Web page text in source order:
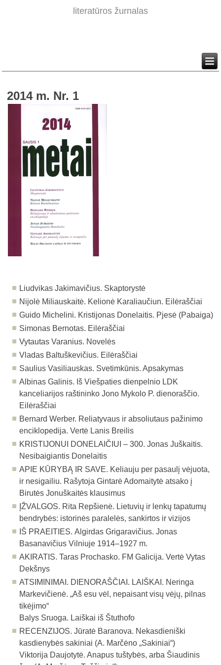
literatūros žurnalas
2014 m. Nr. 1
Liudvikas Jakimavičius. Skaptorystė
Nijolė Miliauskaitė. Kelionė Karaliaučiun. Eilėraščiai
Guido Michelini. Kristijonas Donelaitis. Pjesė (Pabaiga)
Simonas Bernotas. Eilėraščiai
Vytautas Varanius. Novelės
Vladas Baltuškevičius. Eilėraščiai
Saulius Vasiliauskas. Svetimkūnis. Apsakymas
Albinas Galinis. Iš Viešpaties dienpelnio LDK
kanceliarijos raštininko Jono Mykolo P. dienoraščio.
Eilėraščiai
Bernard Werber. Reliatyvaus ir absoliutaus pažinimo
enciklopedija. Vertė Lanis Breilis
KRISTIJONUI DONELAIČIUI – 300.Jonas Juškaitis.
Nesibaigiantis Donelaitis
APIE KŪRYBĄ IR SAVE. Keliauju per pasaulį vėjuota,
ir nesigailiu. Rašytoja Gintarė Adomaitytė atsako į
Birutės Jonuškaitės klausimus
ĮŽVALGOS. Rita Repšienė. Lietuvių ir lenkų tapatumų
bendrybės: istorinės paralelės, sankirtos ir vizijos
IŠ PRAEITIES.Algirdas Grigaravičius. Jonas
Basanavičius Vilniuje 1914–1927 m.
AKIRATIS. Taras Prochasko. FM Galicija. Vertė Vytas
Dekšnys
ATSIMINIMAI. DIENORAŠČIAI. LAIŠKAI. Neringa
Markevičienė. „Aš esu vėl, nepaisant visų vėjų, pilnas
tikėjimo“
Balys Sruoga. Laiškai iš Štuthofo
RECENZIJOS.Jūratė Baranova. Nekasdieniški
kasdienybės sakiniai (A. Marčėno „Sakiniai“)
Viktorija Daujotytė. Anapus tuštybės, arba Šiaudinis